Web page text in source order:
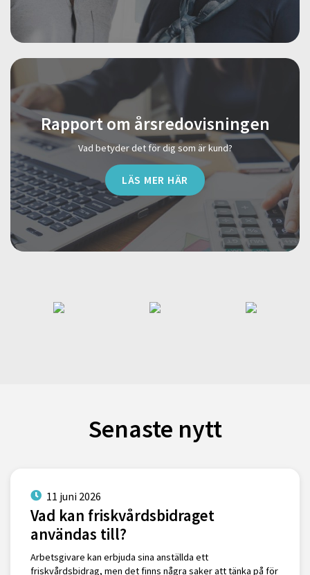
Rapport om årsredovisningen
Vad betyder det för dig som är kund?
LÄS MER HÄR
Senaste nytt
11 juni 2026
Vad kan friskvårdsbidraget
användas till?
Arbetsgivare kan erbjuda sina anställda ett
friskvårdsbidrag, men det finns några saker att tänka på för